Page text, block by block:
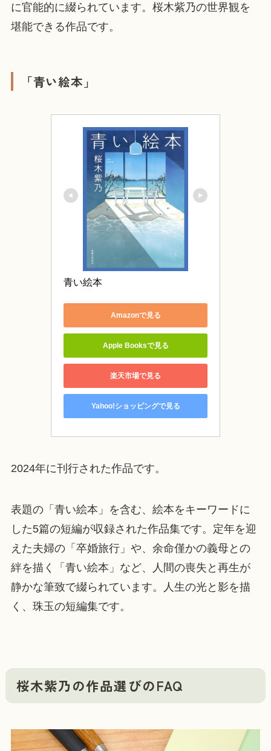
に官能的に綴られています。桜木紫乃の世界観を
堪能できる作品です。
「青い絵本」
青い絵本
Amazonで見る
Apple Booksで見る
楽天市場で見る
Yahoo!ショッピングで見る
2024年に刊行された作品です。
表題の「青い絵本」を含む、絵本をキーワードに
した5篇の短編が収録された作品集です。定年を迎
えた夫婦の「卒婚旅行」や、余命僅かの義母との
絆を描く「青い絵本」など、人間の喪失と再生が
静かな筆致で綴られています。人生の光と影を描
く、珠玉の短編集です。
桜木紫乃の作品選びのFAQ